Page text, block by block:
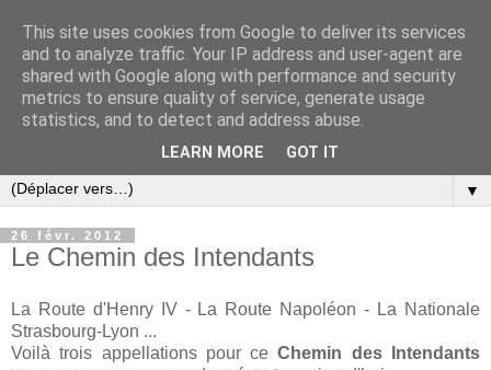
▼
26 févr. 2012
Le Chemin des Intendants
La Route d'Henry IV - La Route Napoléon - La Nationale
Strasbourg-Lyon ...
Voilà trois appellations pour ceChemin des Intendants
This site uses cookies from Google to deliver its services
and to analyze traffic. Your IP address and user-agent are
shared with Google along with performance and security
metrics to ensure quality of service, generate usage
statistics, and to detect and address abuse.
LEARN MORE GOT IT